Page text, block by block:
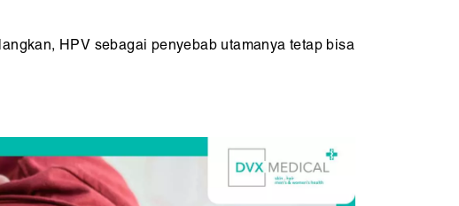
HPV sebagai penyebab utamanya tetap bisa